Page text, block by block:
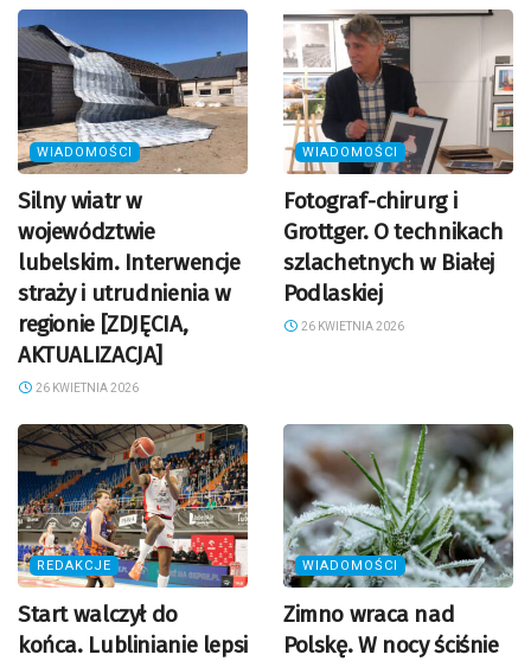
WIADOMOŚCI
Silny wiatr w
województwie
lubelskim. Interwencje
straży i utrudnienia w
regionie [ZDJĘCIA,
AKTUALIZACJA]
26 KWIETNIA 2026
WIADOMOŚCI
Fotograf-chirurg i
Grottger. O technikach
szlachetnych w Białej
Podlaskiej
26 KWIETNIA 2026
REDAKCJE
Start walczył do
końca. Lublinianie lepsi
WIADOMOŚCI
Zimno wraca nad
Polskę. W nocy ściśnie